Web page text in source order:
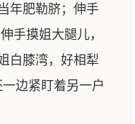
年肥勒脐；伸手
手摸姐大腿儿，
白膝湾，好相犁
边紧盯着另一户